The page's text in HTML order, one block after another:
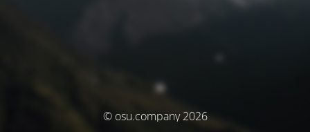
© osu.company 2026